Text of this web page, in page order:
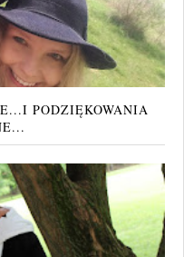
PODZIĘKOWANIA